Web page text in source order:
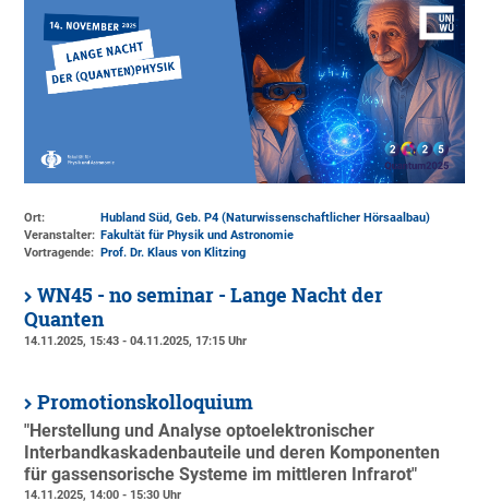
Ort:
Hubland Süd, Geb. P4 (Naturwissenschaftlicher Hörsaalbau)
Veranstalter: Fakultät für Physik und Astronomie
Vortragende: Prof. Dr. Klaus von Klitzing
WN45 - no seminar - Lange Nacht der
Quanten
14.11.2025, 15:43 - 04.11.2025, 17:15 Uhr
Promotionskolloquium
"Herstellung und Analyse optoelektronischer
Interbandkaskadenbauteile und deren Komponenten
für gassensorische Systeme im mittleren Infrarot"
14.11.2025, 14:00 - 15:30 Uhr